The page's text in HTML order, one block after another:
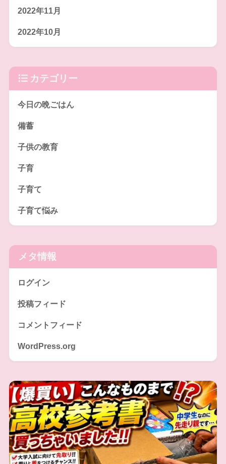
2022年11月
2022年10月
カテゴリー
今日の晩ごはん
備蓄
子供の教育
子育
子育て
子育て悩み
メタ情報
ログイン
投稿フィード
コメントフィード
WordPress.org